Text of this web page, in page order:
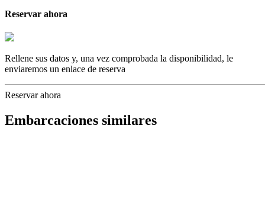
Reservar ahora
Rellene sus datos y, una vez comprobada la disponibilidad, le
enviaremos un enlace de reserva
Reservar ahora
Embarcaciones similares